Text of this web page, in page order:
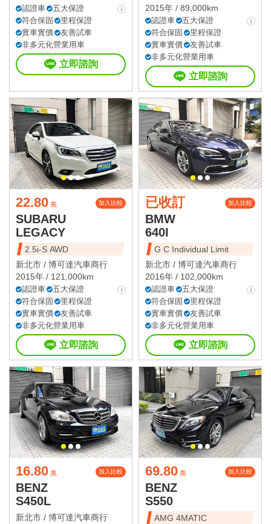
認證車
五大保證
符合保固
里程保證
實車實價
友善試車
非多元化營業用車
立即諮詢
2015年 / 89,000km
認證車
五大保證
符合保固
里程保證
實車實價
友善試車
非多元化營業用車
立即諮詢
22.80 萬 加入比較
SUBARU
LEGACY
2.5i-S AWD
新北市 / 博可達汽車商行
2015年 / 121,000km
認證車
五大保證
符合保固
里程保證
實車實價
友善試車
非多元化營業用車
立即諮詢
已收訂 加入比較
BMW
640I
G C Individual Limit
新北市 / 博可達汽車商行
2016年 / 102,000km
認證車
五大保證
符合保固
里程保證
實車實價
友善試車
非多元化營業用車
立即諮詢
16.80 萬 加入比較
BENZ
S450L
新北市 / 博可達汽車商行
69.80 萬 加入比較
BENZ
S550
AMG 4MATIC